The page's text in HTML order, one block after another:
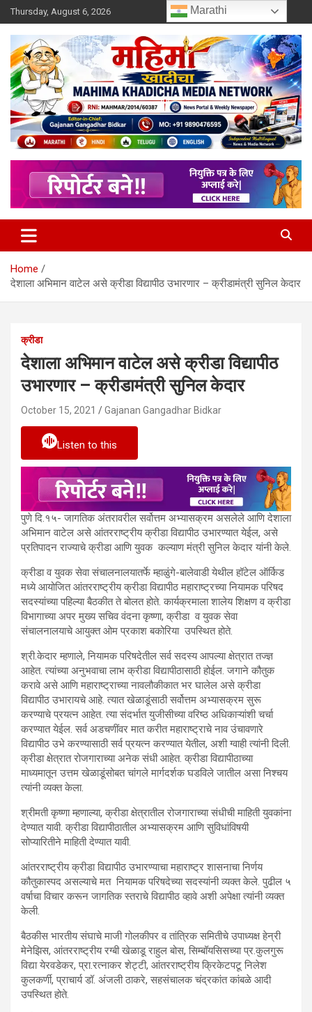
Skip
to
content
Thursday, August 6, 2026
Mahimakhadicha
Home
देशाला अभिमान वाटेल असे क्रीडा विद्यापीठ उभारणार – क्रीडामंत्री सुनिल केदार
क्रीडा
देशाला अभिमान वाटेल असे क्रीडा विद्यापीठ
उभारणार – क्रीडामंत्री सुनिल केदार
October 15, 2021 Gajanan Gangadhar Bidkar
Listen to this
पुणे दि.१५- जागतिक अंतरावरील सर्वोत्तम अभ्यासक्रम असलेले आणि देशाला
अभिमान वाटेल असे आंतरराष्ट्रीय क्रीडा विद्यापीठ उभारण्यात येईल, असे
प्रतिपादन राज्याचे क्रीडा आणि युवक कल्याण मंत्री सुनिल केदार यांनी केले.
क्रीडा व युवक सेवा संचालनालयातर्फे म्हाळुंगे-बालेवाडी येथील हॉटेल ऑर्किड
मध्ये आयोजित आंतरराष्ट्रीय क्रीडा विद्यापीठ महाराष्ट्रच्या नियामक परिषद
सदस्यांच्या पहिल्या बैठकीत ते बोलत होते. कार्यक्रमाला शालेय शिक्षण व क्रीडा
विभागाच्या अपर मुख्य सचिव वंदना कृष्णा, क्रीडा व युवक सेवा
संचालनालयाचे आयुक्त ओम प्रकाश बकोरिया उपस्थित होते.
श्री.केदार म्हणाले, नियामक परिषदेतील सर्व सदस्य आपल्या क्षेत्रात तज्ज्ञ
आहेत. त्यांच्या अनुभवाचा लाभ क्रीडा विद्यापीठासाठी होईल. जगाने कौतुक
करावे असे आणि महाराष्ट्राच्या नावलौकीकात भर घालेल असे क्रीडा
विद्यापीठ उभारायचे आहे. त्यात खेळाडूंसाठी सर्वोत्तम अभ्यासक्रम सुरू
करण्याचे प्रयत्न आहेत. त्या संदर्भात युजीसीच्या वरिष्ठ अधिकाऱ्यांशी चर्चा
करण्यात येईल. सर्व अडचणींवर मात करीत महाराष्ट्राचे नाव उंचावणारे
विद्यापीठ उभे करण्यासाठी सर्व प्रयत्न करण्यात येतील, अशी ग्वाही त्यांनी दिली.
क्रीडा क्षेत्रात रोजगाराच्या अनेक संधी आहेत. क्रीडा विद्यापीठाच्या
माध्यमातून उत्तम खेळाडूंसोबत चांगले मार्गदर्शक घडविले जातील असा निश्चय
त्यांनी व्यक्त केला.
श्रीमती कृष्णा म्हणाल्या, क्रीडा क्षेत्रातील रोजगाराच्या संधीची माहिती युवकांना
देण्यात यावी. क्रीडा विद्यापीठातील अभ्यासक्रम आणि सुविधांविषयी
सोप्यारितीने माहिती देण्यात यावी.
आंतरराष्ट्रीय क्रीडा विद्यापीठ उभारण्याचा महाराष्ट्र शासनाचा निर्णय
कौतुकास्पद असल्याचे मत नियामक परिषदेच्या सदस्यांनी व्यक्त केले. पुढील ५
वर्षाचा विचार करून जागतिक स्तराचे विद्यापीठ व्हावे अशी अपेक्षा त्यांनी व्यक्त
केली.
बैठकीस भारतीय संघाचे माजी गोलकीपर व तांत्रिक समितीचे उपाध्यक्ष हेन्री
मेनेझिस, आंतरराष्ट्रीय रग्बी खेळाडू राहुल बोस, सिम्बॉयसिसच्या प्र.कुलगुरू
विद्या येरवडेकर, प्रा.रत्नाकर शेट्टी, आंतरराष्ट्रीय क्रिकेटपटू निलेश
कुलकर्णी, प्राचार्य डॉ. अंजली ठाकरे, सहसंचालक चंद्रकांत कांबळे आदी
उपस्थित होते.
Marathi